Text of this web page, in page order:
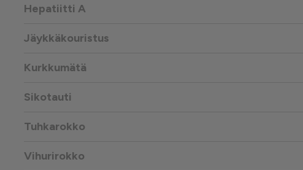
Hepatiitti A
Jäykkäkouristus
Kurkkumätä
Sikotauti
Tuhkarokko
Vihurirokko